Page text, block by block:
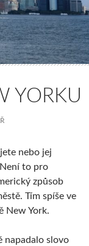
YORKU
nebo jej
to pro
způsob
Tím spíše ve
New York.
napadalo slovo